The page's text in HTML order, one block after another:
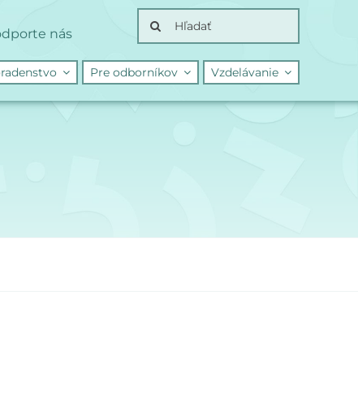
nás
Search
for:
Pre odborníkov Vzdelávanie